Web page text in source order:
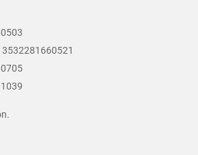
3532281660521